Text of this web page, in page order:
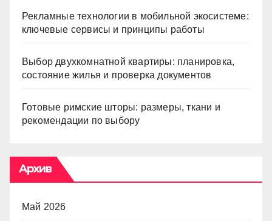
Рекламные технологии в мобильной экосистеме:
ключевые сервисы и принципы работы
Выбор двухкомнатной квартиры: планировка,
состояние жилья и проверка документов
Готовые римские шторы: размеры, ткани и
рекомендации по выбору
Архив
Май 2026